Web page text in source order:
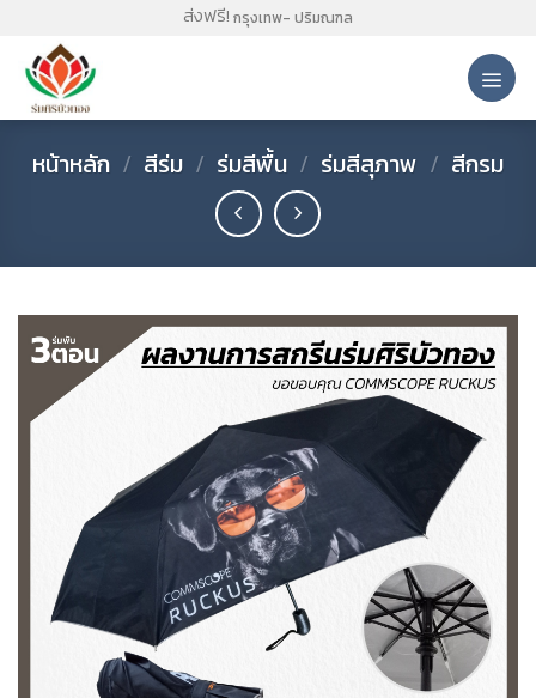
content
ส่งฟรี! กรุงเทพ- ปริมณฑล
หน้าหลัก / สีร่ม / ร่มสีพื้น / ร่มสีสุภาพ / สีกรม